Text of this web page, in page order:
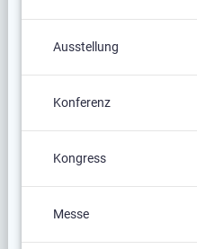
Ausstellung
Konferenz
Kongress
Messe